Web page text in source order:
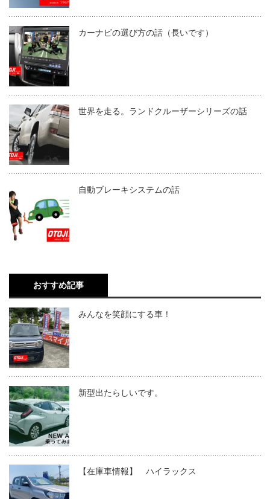
カーナビの選び方の話（長いです）
世界を走る。ランドクルーザーシリーズの話
自動ブレーキシステムの話
おすすめ記事
みんなを笑顔にする車！
新型出たらしいです。
【在庫車情報】 ハイラックス